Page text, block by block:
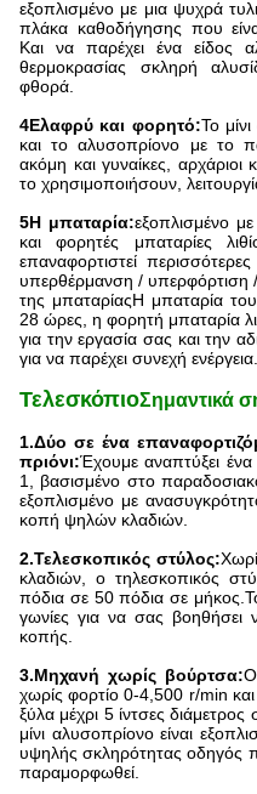
εξοπλισμένο με μια ψυχρά
πλάκα καθοδήγησης που
Και να παρέχει ένα είδος
θερμοκρασίας σκληρή
φθορά.
4Ελαφρύ και φορητό:Το
και το αλυσοπρίονο με το
ακόμη και γυναίκες, αρχάριοι
το χρησιμοποιήσουν,
5Η μπαταρία:εξοπλισμένο
και φορητές μπαταρίες
επαναφορτιστεί
υπερθέρμανση /
της μπαταρίαςΗ μπαταρία
28 ώρες, η φορητή μπαταρία
για την εργασία σας και την
για να παρέχει συνεχή ενέργεια.
ΤελεσκόπιοΣημαντικά
1.Δύο σε ένα
πριόνι:Έχουμε αναπτύξει
1, βασισμένο στο
εξοπλισμένο με
κοπή ψηλών κλαδιών.
2.Τελεσκοπικός στύλος:
κλαδιών, ο τηλεσκοπικός
πόδια σε 50 πόδια σε
γωνίες για να σας βοηθήσει
κοπής.
3.Μηχανή χωρίς βούρτσα:Ο
χωρίς φορτίο 0-4,500 r/min
ξύλα μέχρι 5 ίντσες
μίνι αλυσοπρίονο είναι
υψηλής σκληρότητας οδηγός
παραμορφωθεί.